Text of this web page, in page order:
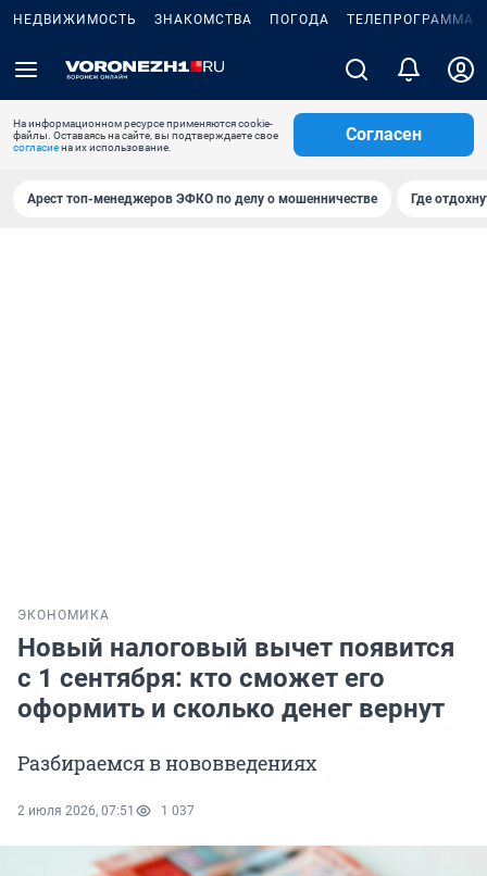
НЕДВИЖИМОСТЬ ЗНАКОМСТВА ПОГОДА ТЕЛЕПРОГРАММА
На информационном ресурсе применяются cookie-
файлы. Оставаясь на сайте, вы подтверждаете свое
согласиена их использование.
Согласен
Арест топ-менеджеров ЭФКО по делу о мошенничестве Где
ЭКОНОМИКА
Новый налоговый вычет появится
с 1 сентября: кто сможет его
оформить и сколько денег вернут
Разбираемся в нововведениях
2 июля 2026, 07:51 1 037